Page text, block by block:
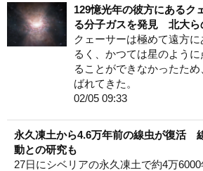
129憶光年の彼方にあるク
る分子ガスを発見 北大ら
クェーサーは極めて遠方
るく、かつては星のように
ることができなかったた
ばれてきた。
02/05 09:33
永久凍土から4.6万年前の線虫が復活
動との研究も
27日にシベリアの永久凍土で約4万